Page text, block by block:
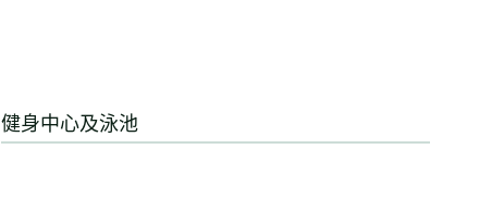
健身中心及泳池